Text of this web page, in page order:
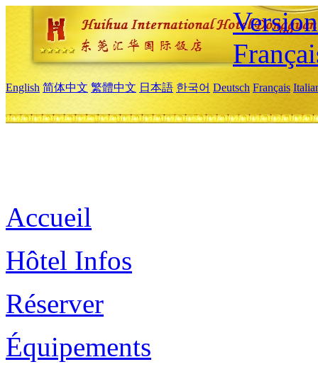
English 简体中文 繁體中文 日本語 한국어 Deutsch Français
Accueil
Hôtel Infos
Réserver
Équipements